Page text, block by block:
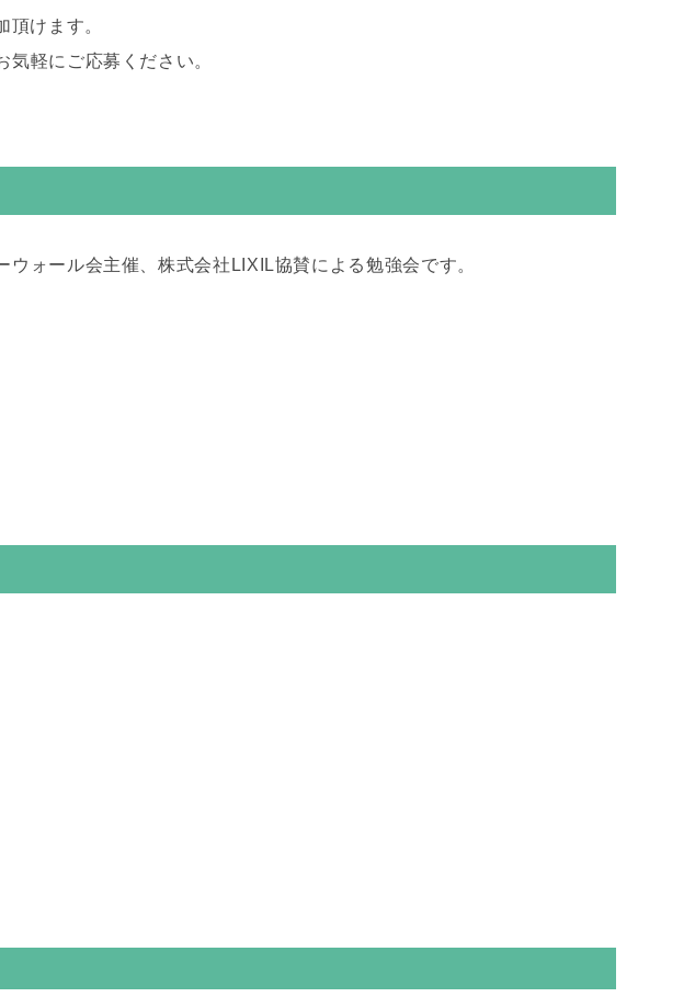
けます。
気軽にご応募ください。
ォール会主催、株式会社LIXIL協賛による勉強会です。